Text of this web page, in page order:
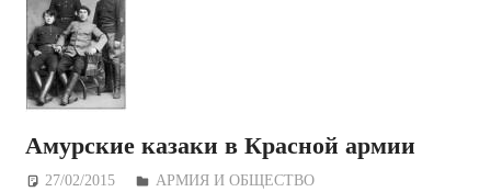
Амурские казаки в Красной армии
27/02/2015 Дежурный по Редакции
АРМИЯ И ОБЩЕСТВО